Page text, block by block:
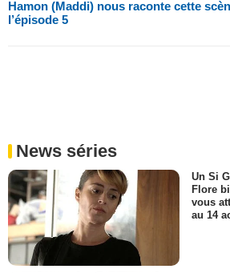
Hamon (Maddi) nous raconte cette
l’épisode 5
News séries
Un Si
Flore
vous
au 14